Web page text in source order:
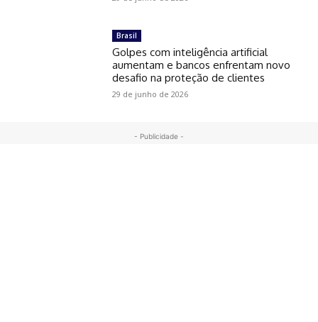
Brasil
Golpes com inteligência artificial
aumentam e bancos enfrentam novo
desafio na proteção de clientes
29 de junho de 2026
- Publicidade -